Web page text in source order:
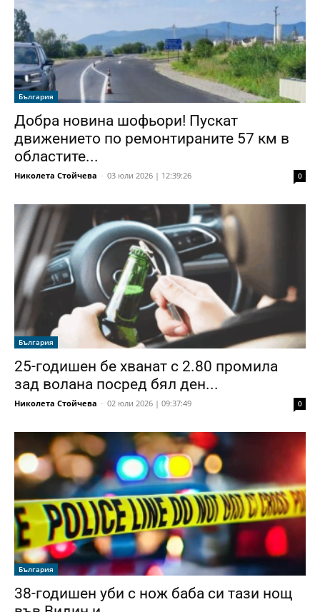
България
Добра новина шофьори! Пускат
движението по ремонтираните 57 км в
областите...
Николета Стойчева - 03 юли 2026 | 12:39:26 0
България
25-годишен бе хванат с 2.80 промила
зад волана посред бял ден...
Николета Стойчева - 02 юли 2026 | 09:37:49 0
България
38-годишен уби с нож баба си тази нощ